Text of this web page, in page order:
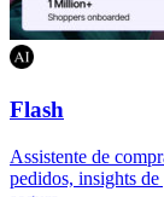
Flash
Assistente de
pedidos, insights de